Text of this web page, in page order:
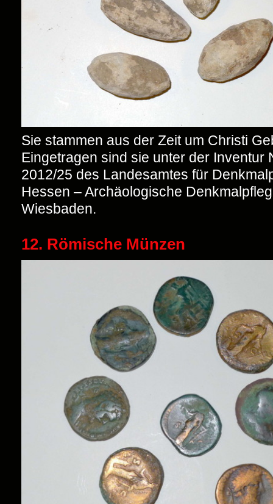
Sie stammen aus der Zeit um Christi
Eingetragen sind sie unter der Inventur
2012/25 des Landesamtes für
Hessen – Archäologische
Wiesbaden.
12. Römische Münzen